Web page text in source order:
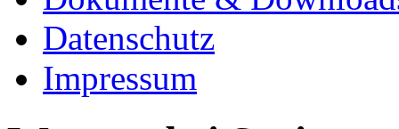
Datenschutz
Impressum